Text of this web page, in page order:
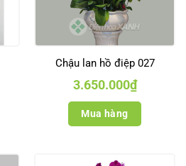
Chậu lan hồ điệp 027
3.650.000₫
Mua hàng